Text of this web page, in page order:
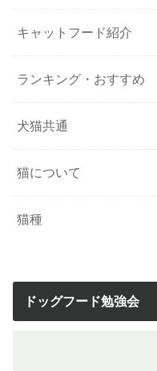
キャットフード紹介
ランキング・おすすめ
犬猫共通
猫について
猫種
ドッグフード勉強会